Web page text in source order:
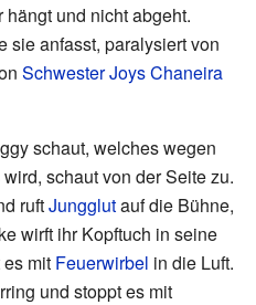
und nicht abgeht.
sie anfasst, paralysiert von
Schwester Joys Chaneira
schaut, welches wegen
schaut von der Seite zu.
ruftJungglutauf die Bühne,
wirft ihr Kopftuch in seine
mit Feuerwirbel in die Luft.
und stoppt es mit